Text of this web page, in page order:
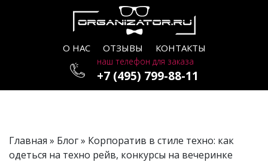
О НАС ОТЗЫВЫ КОНТАКТЫ
наш телефон для заказа
+7 (495) 799-88-11
Главная » Блог» Корпоратив в стиле техно: как
одеться на техно рейв, конкурсы на вечеринке